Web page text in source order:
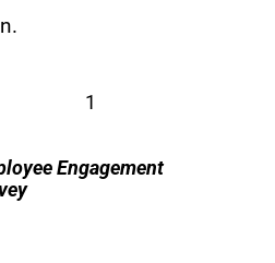
1
Engagement